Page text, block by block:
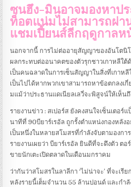
ซนฮึง-มินอาจมองหาป
ท็อตแน่มไม่สามารถผ่า
แชมเปี้ยนส์ลีกฤดูกาลห
นอกจากนี้ การไม่ต่ออายุสัญญาของอันโตนิ
ผลกระทบต่ออนาคตของตัวรุกชาวเกาหลีใต้
เป็นคนฉลาดในการเซ็นสัญญาในสิ่งที่เกาหลี
เป็นไปได้หากพวกเขาสามารถหาข้อตกลงเ
มแม้ว่าประธานแดเนียลเลวี่จะพิสูจน์ให้เห็น
รายงานข่าว : สเปอร์ส ยังคงสนใจเซ็นเตอร์
นาทีที่ 90บียาร์เรอัล ถูกรั้งตําแหน่งกองหลัง
เป็นหนึ่งในหลายสโมสรที่กําลังจับตามองก
รายงานเผยว่า บียาร์เรอัล ยินดีที่จะดึงตัว ต
ขายนักเตะเปิดตลาดในเดือนมกราคม
ว่ากันว่าสโมสรในลาลีกา ‘ไม่น่าจะ’ ที่จะเ
หลังรายนี้เต็มจํานวน 55 ล้านปอนด์ และกํา